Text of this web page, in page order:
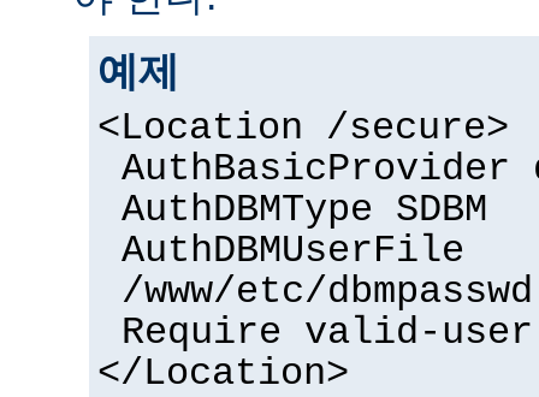
예제
<Location /secure>
AuthBasicProvider
AuthDBMType SDBM
AuthDBMUserFile
/www/etc/dbmpasswd
Require valid-user
</Location>